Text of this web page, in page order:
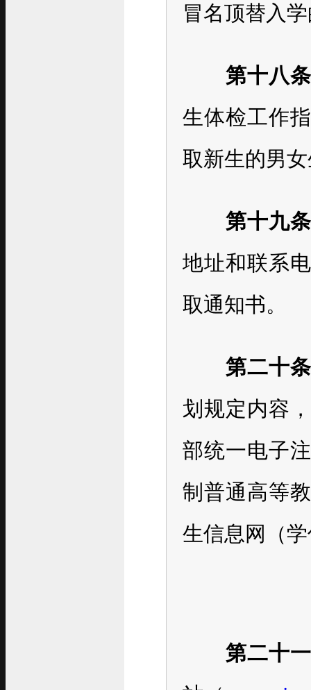
冒名顶替入
第十八
生体检工作
取新生的男
第十九
地址和联系
取通知书。
第二十
划规定内容
部统一电子
制普通高等
生信息网（
第二十